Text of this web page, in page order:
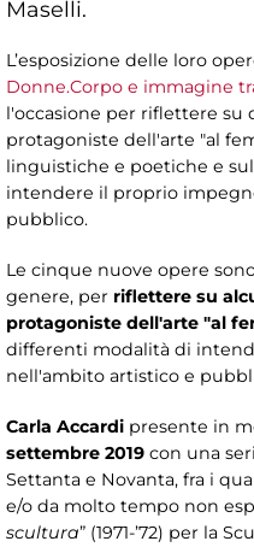
Maselli.
L’esposizione delle loro
Donne.Corpo e immagine
l'occasione per riflettere su
protagoniste dell'arte "al
linguistiche e poetiche e
intendere il proprio
pubblico.
Le cinque nuove opere
genere, per riflettere su
protagoniste dell'arte "al
differenti modalità di
nell'ambito artistico e
Carla Accardi presente in
settembre 2019 con una
Settanta e Novanta, fra i
e/o da molto tempo non
scultura” (1971-’72) per la